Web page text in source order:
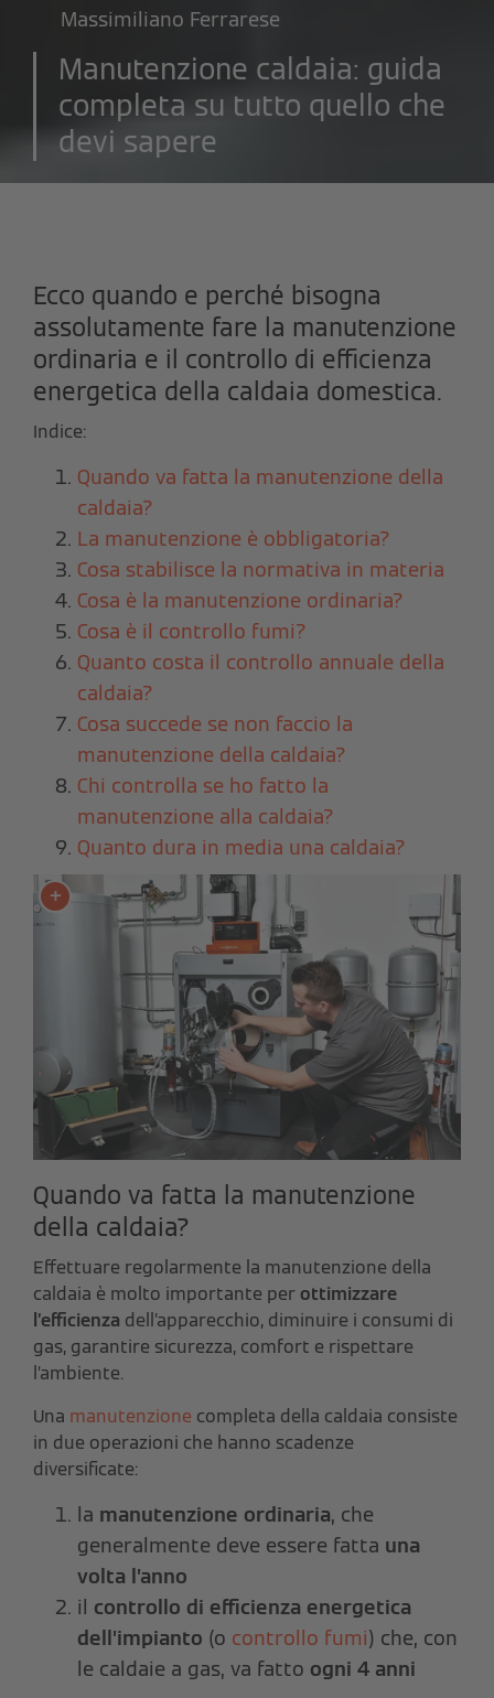
Massimiliano Ferrarese
Manutenzione caldaia: guida
completa su tutto quello che
devi sapere
Ecco quando e perché bisogna
assolutamente fare la manutenzione
ordinaria e il controllo di efficienza
energetica della caldaia domestica.
Indice:
Quando va fatta la manutenzione della
caldaia?
La manutenzione è obbligatoria?
Cosa stabilisce la normativa in materia
Cosa è la manutenzione ordinaria?
Cosa è il controllo fumi?
Quanto costa il controllo annuale della
caldaia?
Cosa succede se non faccio la
manutenzione della caldaia?
Chi controlla se ho fatto la
manutenzione alla caldaia?
Quanto dura in media una caldaia?
Quando va fatta la manutenzione
della caldaia?
Effettuare regolarmente la manutenzione della
caldaia è molto importante perottimizzare
l’efficienza dell’apparecchio, diminuire i consumi di
gas, garantire sicurezza, comfort e rispettare
l’ambiente.
Una manutenzione completa della caldaia consiste
in due operazioni che hanno scadenze
diversificate:
la manutenzione ordinaria, che
generalmente deve essere fatta una
volta l’anno
il controllo di efficienza energetica
dell’impianto (o controllo fumi) che, con
le caldaie a gas, va fatto ogni 4 anni